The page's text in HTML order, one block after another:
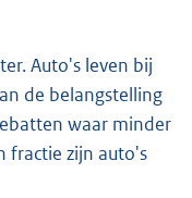
Auto's leven bij
de belangstelling
waar minder
fractie zijn auto's